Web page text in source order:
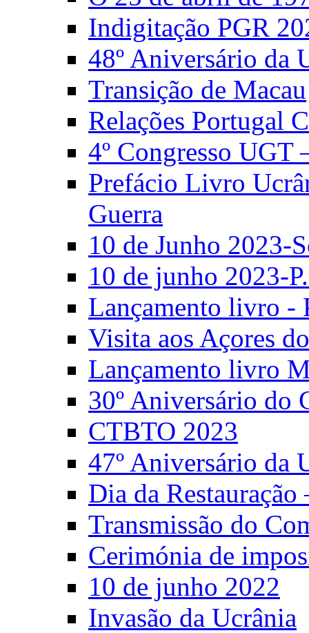
Indigitação PGR
48º Aniversário da
Transição de Macau
Relações Portugal
4º Congresso UGT
Prefácio Livro
Guerra
10 de Junho 2023-
10 de junho 2023-
Lançamento livro -
Visita aos Açores
Lançamento livro
30º Aniversário do
CTBTO 2023
47º Aniversário da
Dia da
Transmissão do
Cerimónia de
10 de junho 2022
Invasão da Ucrânia